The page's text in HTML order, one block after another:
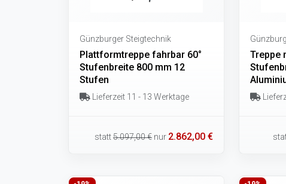
Günzburger Steigtechnik
Plattformtreppe fahrbar 60°
Stufenbreite 800 mm 12
Stufen
Lieferzeit 11 - 13 Werktage
statt5.097,00 € nur 2.862,00 €
Treppe